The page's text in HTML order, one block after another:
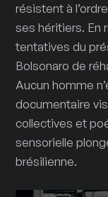
résistent à
ses héritiers. En
tentatives du
Bolsonaro de
Aucun homme
documentaire
collectives et
sensorielle
brésilienne.